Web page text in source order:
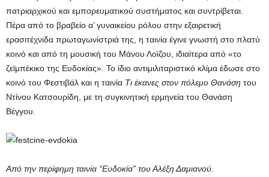
πατριαρχικού και εμπορευματικού συστήματος και συντρίβεται.
Πέρα από το βραβείο α’ γυναικείου ρόλου στην εξαιρετική
ερασιτέχνιδα πρωταγωνίστριά της, η ταινία έγινε γνωστή στο πλατύ
κοινό και από τη μουσική του Μάνου Λοϊζου, ιδιαίτερα από «το
ζεϊμπέκικο της Ευδοκίας». Το ίδιο αντιμιλιταριστικό κλίμα έδωσε στο
κοινό του Φεστιβάλ και η ταινία Τι έκανες στον πόλεμο Θανάση του
Ντίνου Κατσουρίδη, με τη συγκινητική ερμηνεία του Θανάση
Βέγγου.
Από την περίφημη ταινία “Ευδοκία” του Αλέξη Δαμιανού.